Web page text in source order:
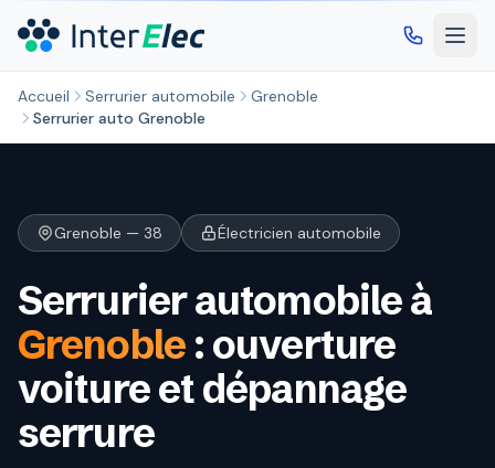
Accueil Serrurier automobile
Grenoble
Serrurier auto Grenoble
Grenoble — 38 Électricien automobile
Serrurier automobile à
Grenoble: ouverture
voiture et dépannage
serrure